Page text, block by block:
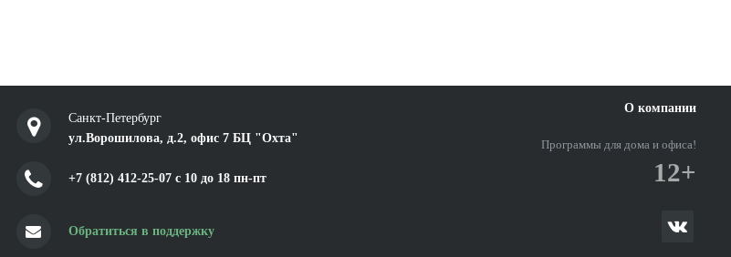
Санкт-Петербург
ул.Ворошилова, д.2, офис 7 БЦ "Охта"
+7 (812) 412-25-07 c 10 до 18 пн-пт
Обратиться в поддержку
О компании
Программы для дома и офиса!
12+